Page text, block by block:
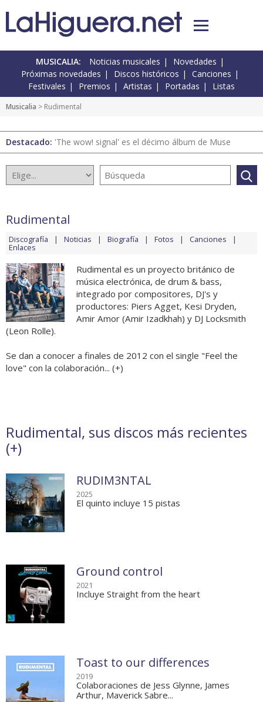
MUSICALIA: Noticias musicales
Novedades
Próximas novedades
Discos históricos
Canciones
Festivales
Premios Artistas Portadas Listas
Musicalia > Rudimental
Destacado: 'The wow! signal' es el décimo álbum de Muse
Rudimental
Discografía Noticias Biografía Fotos Canciones
Enlaces
Rudimental es un proyecto británico de
música electrónica, de drum & bass,
integrado por compositores, DJ's y
productores: Piers Agget, Kesi Dryden,
Amir Amor (Amir Izadkhah) y DJ Locksmith
(Leon Rolle).
Se dan a conocer a finales de 2012 con el single "Feel the
love" con la colaboración... (+)
Rudimental, sus discos más recientes
(+)
RUDIM3NTAL
2025
El quinto incluye 15 pistas
Ground control
2021
Incluye Straight from the heart
Toast to our differences
2019
Colaboraciones de Jess Glynne, James
Arthur, Maverick Sabre...